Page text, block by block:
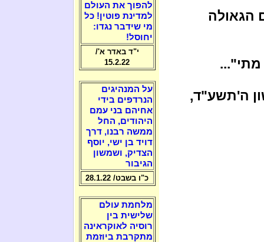
הגאולה
ה'תשע"ד,
להפוך את העולם
למדינת פוטין! כל
מי שידבר נגדו:
יחוסל!
י"ד באדר א'/
15.2.22
על המנהיגים
הנרדפים בידי
אחיהם בני עמם
היהודים, החל
ממשה רבנו, דרך
דויד בן ישי, יוסף
הצדיק, ושמשון
הגיבור
כ"ו בשבט/ 28.1.22
מלחמת עולם
שלישית בין
רוסיה לאוקראינה
מתקרבת ביוזמת